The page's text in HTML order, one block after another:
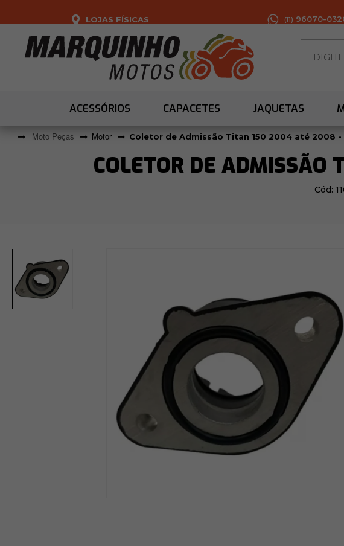
LOJAS FÍSICAS (11) 96070-
ACESSÓRIOS CAPACETES JAQUETAS
Moto Peças Motor Coletor de Admissão Titan 150 2004 até 2008 -
COLETOR DE
Cód: